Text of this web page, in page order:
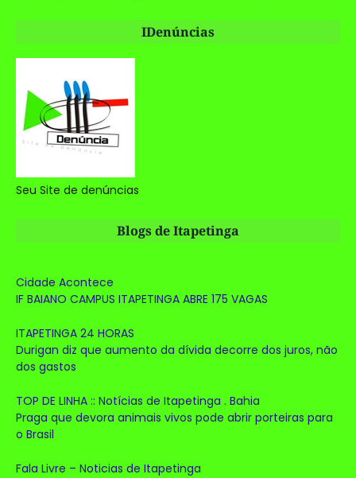
IDenúncias
Seu Site de denúncias
Blogs de Itapetinga
Cidade Acontece
IF BAIANO CAMPUS ITAPETINGA ABRE 175 VAGAS
ITAPETINGA 24 HORAS
Durigan diz que aumento da dívida decorre dos juros, não
dos gastos
TOP DE LINHA :: Notícias de Itapetinga . Bahia
Praga que devora animais vivos pode abrir porteiras para
o Brasil
Fala Livre – Noticias de Itapetinga